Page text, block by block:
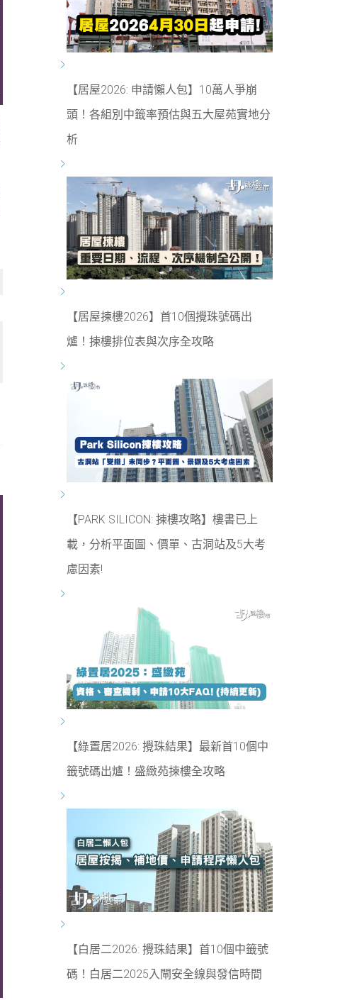
【居屋2026: 申請懶人包】10萬人爭崩
頭！各組別中籤率預估與五大屋苑實地分
析
【居屋揀樓2026】首10個攪珠號碼出
爐！揀樓排位表與次序全攻略
【PARK SILICON: 揀樓攻略】樓書已上
載，分析平面圖、價單、古洞站及5大考
慮因素!
【綠置居2026: 攪珠結果】最新首10個中
籤號碼出爐！盛緻苑揀樓全攻略
【白居二2026: 攪珠結果】首10個中籤號
碼！白居二2025入閘安全線與發信時間